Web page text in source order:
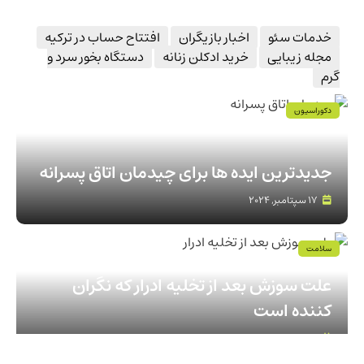
خدمات سئو اخبار بازیگران
افتتاح حساب در ترکیه
مجله زیبایی
خرید ادکلن زنانه
دستگاه بخور سرد و
گرم
جدیدترین ایده ها برای چیدمان اتاق پسرانه
17 سپتامبر, 2024
دکوراسیون
علت سوزش بعد از تخلیه ادرار که نگران
کننده است
16 دسامبر, 2024
سلامت